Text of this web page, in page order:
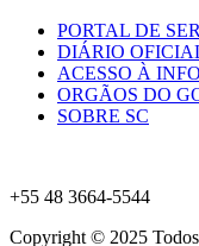
PORTAL DE
DIÁRIO
ACESSO À
ORGÃOS DO
SOBRE SC
+55 48 3664-5544
Copyright © 2025